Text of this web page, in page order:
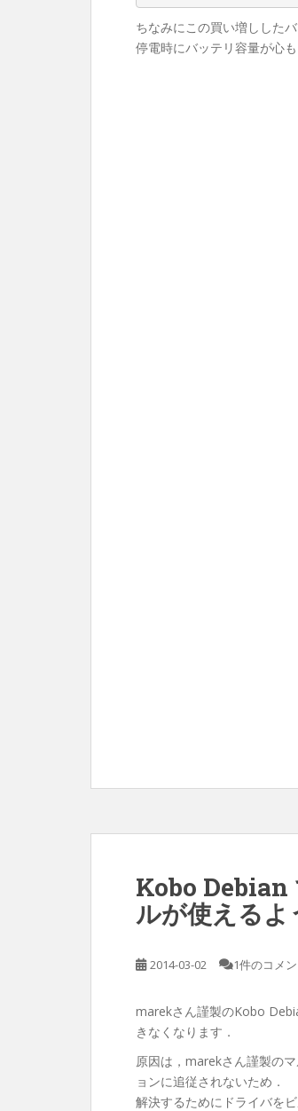
ちなみにこの買い増しした
停電時にバッテリ容量が心
Kobo Debian
ルが使えるよ
2014-03-02 1件のコメン
marekさん謹製のKobo
きなくなります．
原因は，marekさん謹製の
ョンに追従されないため．
解決するためにドライバを